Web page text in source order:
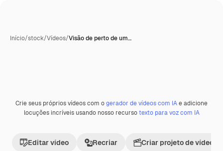
Início/stock/Vídeos/Visão de perto de um…
Premium
Crie seus próprios vídeos com ogerador de vídeos com IAe adicione
locuções incríveis usando nosso recursotexto para voz com IA
Editar vídeo Recriar Criar projeto de vídeo